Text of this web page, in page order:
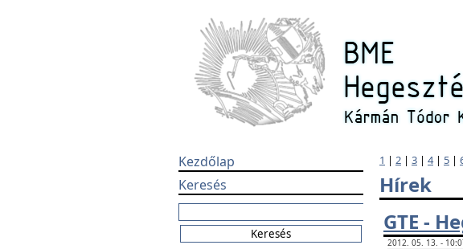
Kezdőlap
Keresés
1 | 2 | 3 | 4| 5 |
Hírek
GTE -
2012. 05. 13. -